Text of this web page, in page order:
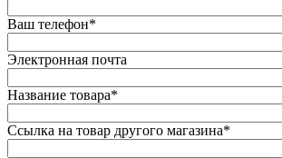
Ваш телефон*
Электронная почта
Название товара*
Ссылка на товар другого магазина*